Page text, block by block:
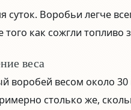
суток. Воробьи легче
того как сожгли топливо
веса
воробей весом около
столько же,